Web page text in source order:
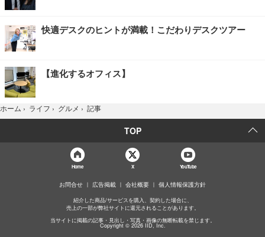
快適デスクのヒントが満載！こだわりデスクツアー
【進化するオフィス】
ホーム › ライフ › グルメ › 記事
TOP
Home X YouTube
お問合せ 広告掲載 会社概要 個人情報保護方針
紹介した商品/サービスを購入、契約した場合に、
売上の一部が弊社サイトに還元されることがあります。
当サイトに掲載の記事・見出し・写真・画像の無断転載を禁じます。
Copyright © 2026 IID, Inc.